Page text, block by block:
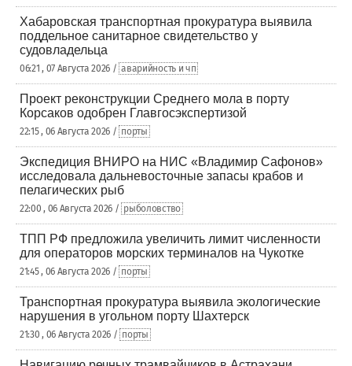
Хабаровская транспортная прокуратура выявила
поддельное санитарное свидетельство у
судовладельца
06:21 , 07 Августа 2026 / аварийность и чп
Проект реконструкции Среднего мола в порту
Корсаков одобрен Главгосэкспертизой
22:15 , 06 Августа 2026 / порты
Экспедиция ВНИРО на НИС «Владимир Сафонов»
исследовала дальневосточные запасы крабов и
пелагических рыб
22:00 , 06 Августа 2026 / рыболовство
ТПП РФ предложила увеличить лимит численности
для операторов морских терминалов на Чукотке
21:45 , 06 Августа 2026 / порты
Транспортная прокуратура выявила экологические
нарушения в угольном порту Шахтерск
21:30 , 06 Августа 2026 / порты